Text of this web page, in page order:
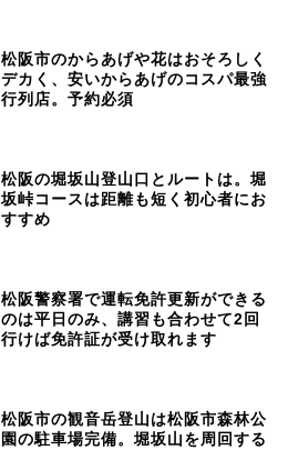
松阪市のからあげや花はおそろしく
デカく、安いからあげのコスパ最強
行列店。予約必須
松阪の堀坂山登山口とルートは。堀
坂峠コースは距離も短く初心者にお
すすめ
松阪警察署で運転免許更新ができる
のは平日のみ、講習も合わせて2回
行けば免許証が受け取れます
松阪市の観音岳登山は松阪市森林公
園の駐車場完備。堀坂山を周回する